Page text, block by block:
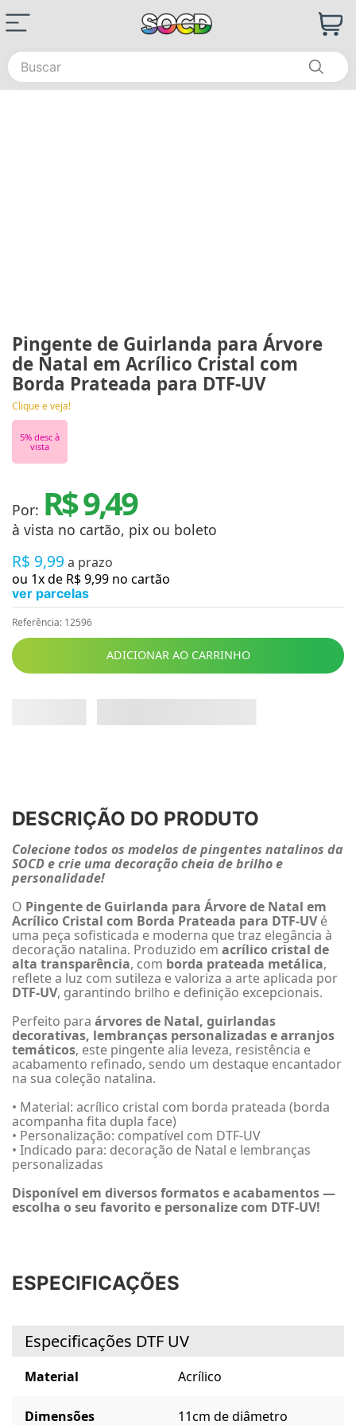
Buscar
Pingente de Guirlanda para Árvore
de Natal em Acrílico Cristal com
Borda Prateada para DTF-UV
Clique e veja!
5% desc à
vista
Por: R$ 9,49
à vista no cartão, pix ou boleto
R$ 9,99 a prazo
ou 1x de R$9,99 no cartão
ver parcelas
Referência: 12596
ADICIONAR AO CARRINHO
DESCRIÇÃO DO PRODUTO
Colecione todos os modelos de pingentes natalinos da
SOCD e crie uma decoração cheia de brilho e
personalidade!
O Pingente de Guirlanda para Árvore de Natal em
Acrílico Cristal com Borda Prateada para DTF-UVé
uma peça sofisticada e moderna que traz elegância à
decoração natalina. Produzido em acrílico cristal de
alta transparência, com borda prateada metálica,
reflete a luz com sutileza e valoriza a arte aplicada por
DTF-UV, garantindo brilho e definição excepcionais.
Perfeito para árvores de Natal, guirlandas
decorativas, lembranças personalizadas e arranjos
temáticos, este pingente alia leveza, resistência e
acabamento refinado, sendo um destaque encantador
na sua coleção natalina.
• Material: acrílico cristal com borda prateada (borda
acompanha fita dupla face)
• Personalização: compatível com DTF-UV
• Indicado para: decoração de Natal e lembranças
personalizadas
Disponível em diversos formatos e acabamentos —
escolha o seu favorito e personalize com DTF-UV!
ESPECIFICAÇÕES
Especificações DTF UV
Material Acrílico
Dimensões
11cm de diâmetro